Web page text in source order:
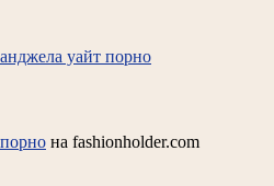
анджела уайт порно
порно на fashionholder.com